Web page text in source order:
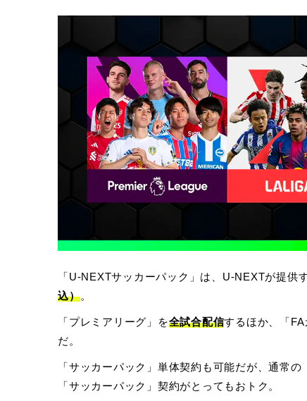
「U-NEXTサッカーパック」は、U-NEXTが提供
込）。
「プレミアリーグ」を全試合配信するほか、「
だ。
「サッカーパック」単体契約も可能だが、通常
「サッカーパック」契約がとってもおトク。